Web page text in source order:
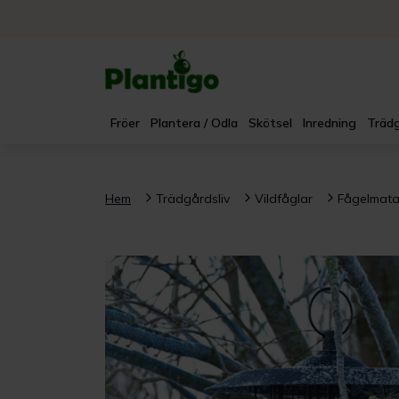
Fröer Plantera / Odla Skötsel Inredning
Hem Trädgårdsliv Vildfåglar